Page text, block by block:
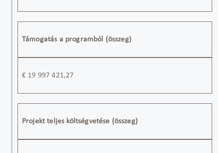
Támogatás a programból (összeg)
€ 19 997 421,27
Projekt teljes költségvetése (összeg)